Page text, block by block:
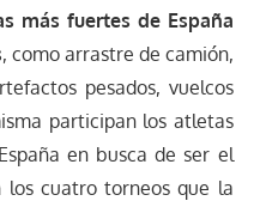
más fuertes de España
, como arrastre de camión,
pesados, vuelcos
participan los atletas
en busca de ser el
los cuatro torneos que la